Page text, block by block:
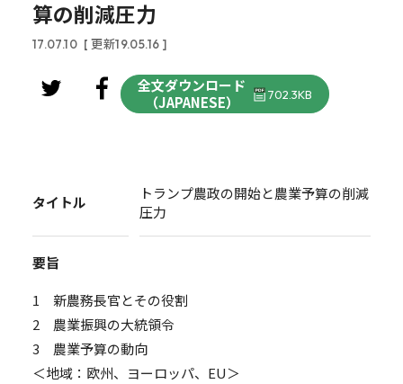
算の削減圧力
17.07.10 [ 更新19.05.16 ]
全文ダウンロード
（JAPANESE）
702.3KB
タイトル
トランプ農政の開始と農業予算の削減
圧力
要旨
1 新農務長官とその役割
2 農業振興の大統領令
3 農業予算の動向
＜地域：欧州、ヨーロッパ、EU＞